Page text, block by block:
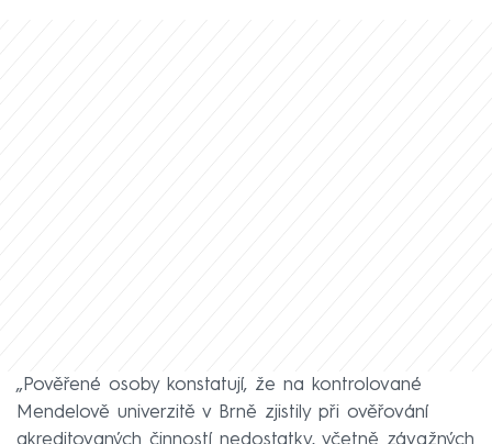
„Pověřené osoby konstatují, že na kontrolované
Mendelově univerzitě v Brně zjistily při ověřování
akreditovaných činností nedostatky, včetně závažných